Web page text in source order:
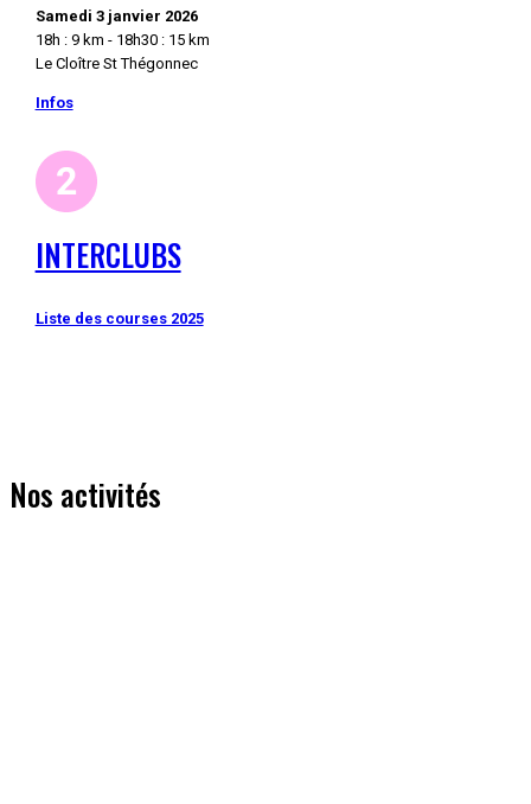
Samedi 3 janvier 2026
18h : 9 km - 18h30 : 15 km
Le Cloître St Thégonnec
Infos
INTERCLUBS
Liste des courses 2025
Nos activités